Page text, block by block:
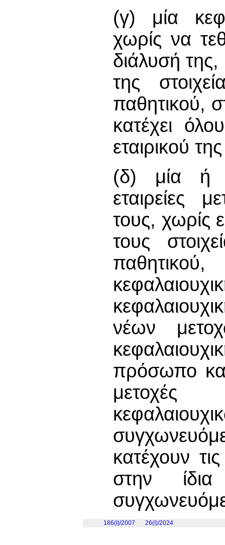
(γ) μία
χωρίς να
διάλυσή της,
της
παθητικού,
κατέχει
εταιρικού
(δ) μία ή
εταιρείες
τους, χωρίς
τους
νέων
πρόσωπο
κατέχουν
στην
186(I)/2007 26(I)/2024